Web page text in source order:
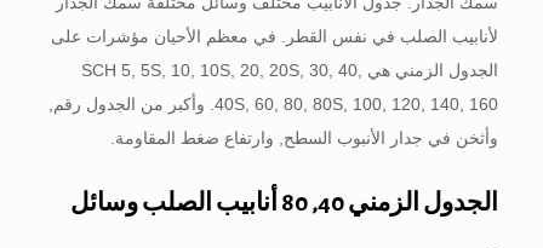
لأنابيب الصلب في نفس القطر. في معظم الأحيان مؤشرات على
الجدول الزمني هي SCH 5, 5S, 10, 10S, 20, 20S, 30, 40,
40S, 60, 80, 80S, 100, 120, 140, 160. وأكبر من الجدول رقم,
وأثخن في جدار الأنبوب السطح, وارتفاع ضغط المقاومة.
الجدول الزمني 40, 80 أنابيب الصلب وسائل